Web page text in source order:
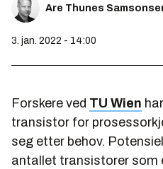
Are Thunes
3. jan. 2022 - 14:00
Forskere ved TU Wien
transistor for
seg etter behov.
antallet transistorer som